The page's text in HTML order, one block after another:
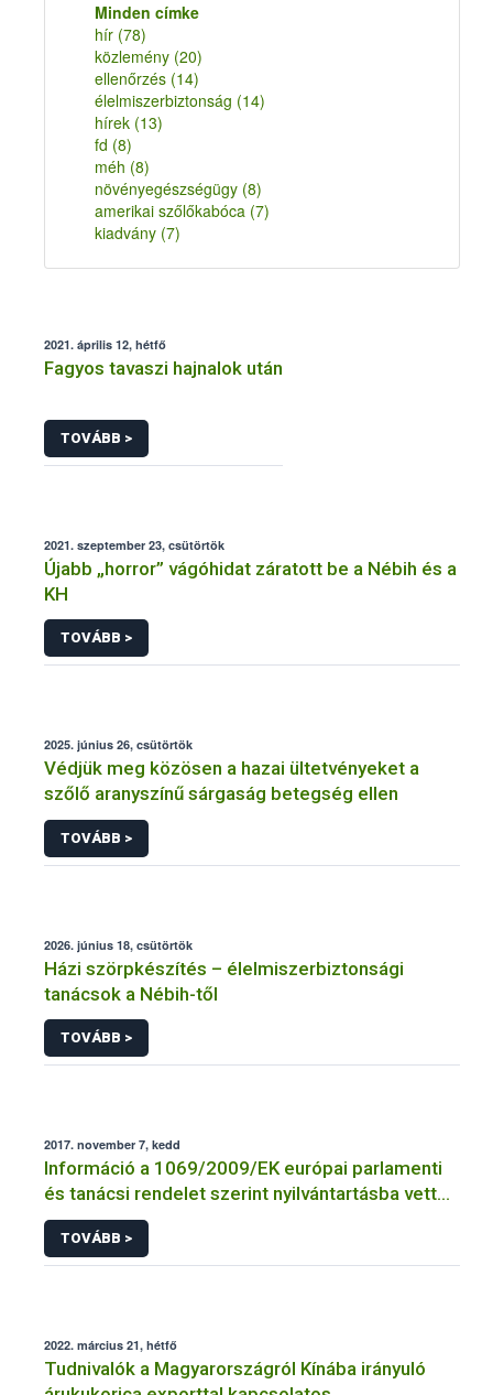
Minden címke
hír (78)
közlemény (20)
ellenőrzés (14)
élelmiszerbiztonság (14)
hírek (13)
fd (8)
méh (8)
növényegészségügy (8)
amerikai szőlőkabóca (7)
kiadvány (7)
2021. április 12, hétfő
Fagyos tavaszi hajnalok után
TOVÁBB >
2021. szeptember 23, csütörtök
Újabb „horror” vágóhidat záratott be a Nébih és a
KH
TOVÁBB >
2025. június 26, csütörtök
Védjük meg közösen a hazai ültetvényeket a
szőlő aranyszínű sárgaság betegség ellen
TOVÁBB >
2026. június 18, csütörtök
Házi szörpkészítés – élelmiszerbiztonsági
tanácsok a Nébih-től
TOVÁBB >
2017. november 7, kedd
Információ a 1069/2009/EK európai parlamenti
és tanácsi rendelet szerint nyilvántartásba vett
vagy engedélyezett üzemek jegyzékéhez
TOVÁBB >
2022. március 21, hétfő
Tudnivalók a Magyarországról Kínába irányuló